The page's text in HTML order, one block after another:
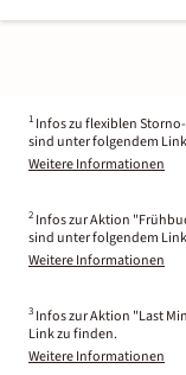
1 Infos zu flexiblen
sind unter folgendem
Weitere Informationen
2 Infos zur Aktion
sind unter folgendem
Weitere Informationen
3 Infos zur Aktion "Last
Link zu finden.
Weitere Informationen